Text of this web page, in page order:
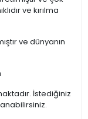
ve kırılma
ve dünyanın
İstediğiniz